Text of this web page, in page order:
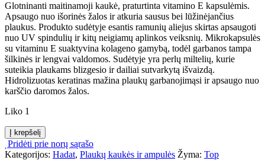
was:
66,00 €.
is:
54,00 €.
Glotninanti maitinamoji kaukė, praturtinta vitamino E kapsulėmis.
Apsaugo nuo išorinės žalos ir atkuria sausus bei lūžinėjančius
plaukus. Produkto sudėtyje esantis ramunių aliejus skirtas apsaugoti
nuo UV spindulių ir kitų neigiamų aplinkos veiksnių. Mikrokapsulės
su vitaminu E suaktyvina kolageno gamybą, todėl garbanos tampa
šilkinės ir lengvai valdomos. Sudėtyje yra perlų miltelių, kurie
suteikia plaukams blizgesio ir dailiai sutvarkytą išvaizdą.
Hidrolizuotas keratinas mažina plaukų garbanojimąsi ir apsaugo nuo
karščio daromos žalos.
Liko 1
produkto
kiekis:
Hadat
Į krepšelį
Pridėti prie norų sąrašo
Kategorijos: Hadat, Plaukų kaukės ir ampulės Žyma: Top